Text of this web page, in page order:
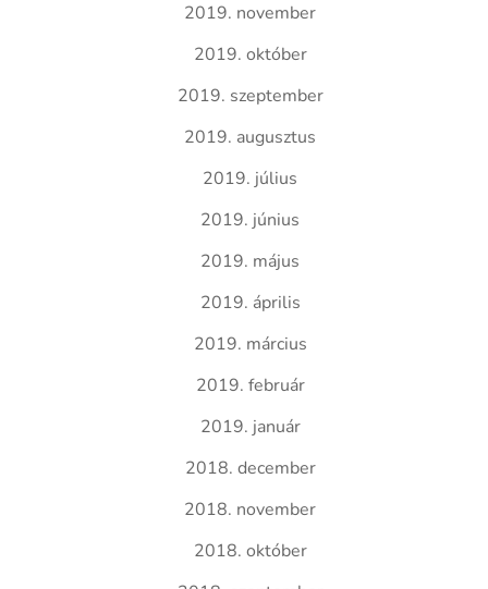
2019. november
2019. október
2019. szeptember
2019. augusztus
2019. július
2019. június
2019. május
2019. április
2019. március
2019. február
2019. január
2018. december
2018. november
2018. október